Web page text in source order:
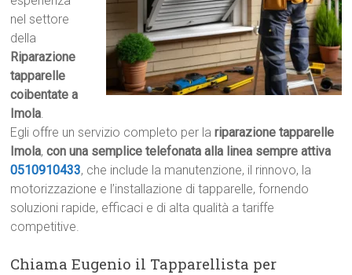
nel settore
della
Riparazione
tapparelle
coibentate a
Imola.
Egli offre un servizio completo per lariparazione tapparelle
Imola, con una semplice telefonata alla linea sempre attiva
0510910433, che include la manutenzione, il rinnovo, la
motorizzazione e l’installazione di tapparelle, fornendo
soluzioni rapide, efficaci e di alta qualità a tariffe
competitive.
Chiama Eugenio il Tapparellista per